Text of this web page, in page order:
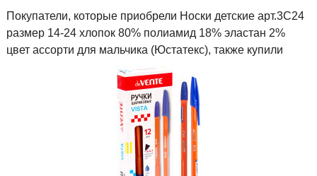
Покупатели, которые приобрели Носки детские арт.3С24
размер 14-24 хлопок 80% полиамид 18% эластан 2%
цвет ассорти для мальчика (Юстатекс), также купили